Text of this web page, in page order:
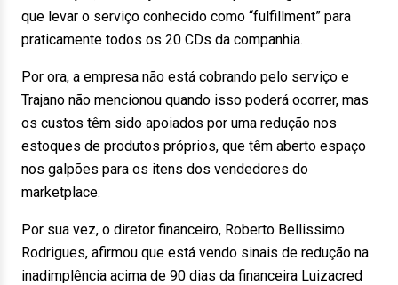
que levar o serviço conhecido como “fulfillment” para
praticamente todos os 20 CDs da companhia.
Por ora, a empresa não está cobrando pelo serviço e
Trajano não mencionou quando isso poderá ocorrer, mas
os custos têm sido apoiados por uma redução nos
estoques de produtos próprios, que têm aberto espaço
nos galpões para os itens dos vendedores do
marketplace.
Por sua vez, o diretor financeiro, Roberto Bellissimo
Rodrigues, afirmou que está vendo sinais de redução na
inadimplência acima de 90 dias da financeira Luizacred